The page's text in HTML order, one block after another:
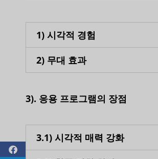
1) 시각적 경험
2) 무대 효과
3). 응용 프로그램의 장점
3.1) 시각적 매력 강화